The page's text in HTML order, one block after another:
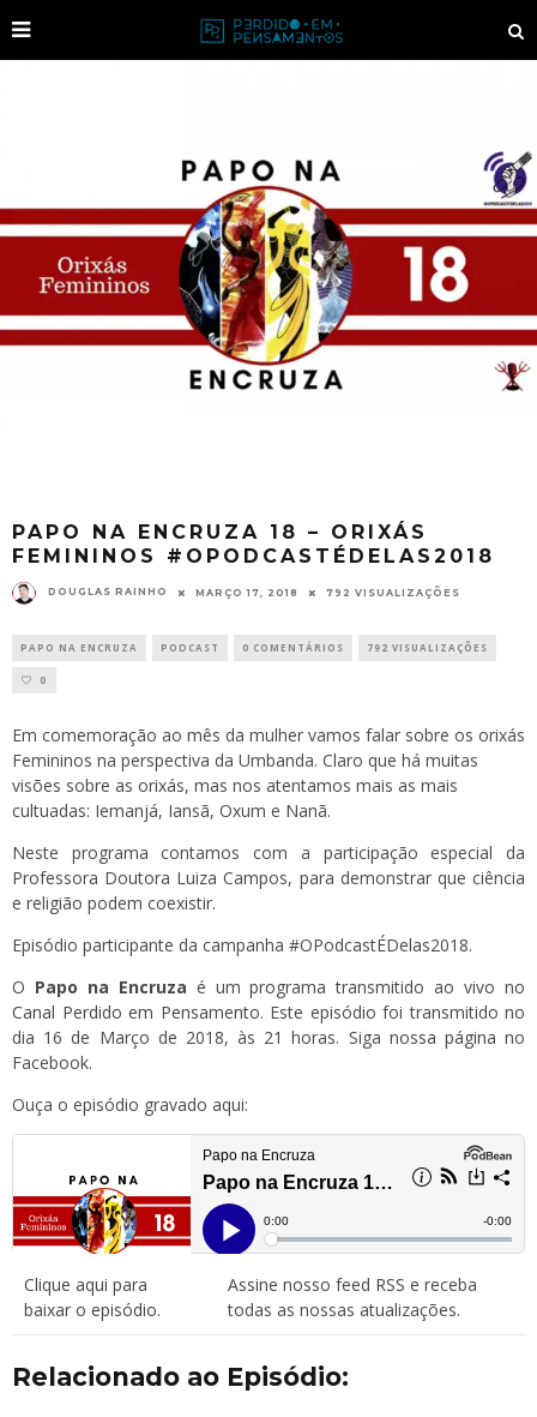
PAPO NA ENCRUZA 18 – ORIXÁS
FEMININOS #OPODCASTÉDELAS2018
DOUGLAS RAINHO MARÇO 17, 2018 792 VISUALIZAÇÕES
PAPO NA ENCRUZA PODCAST 0 COMENTÁRIOS 792 VISUALIZAÇÕES
0
Em comemoração ao mês da mulher vamos falar sobre os orixás
Femininos na perspectiva da Umbanda. Claro que há muitas
visões sobre as orixás, mas nos atentamos mais as mais
cultuadas: Iemanjá, Iansã, Oxum e Nanã.
Neste programa contamos com a participação especial da
Professora Doutora Luiza Campos, para demonstrar que ciência
e religião podem coexistir.
Episódio participante da campanha #OPodcastÉDelas2018.
O Papo na Encruza é um programa transmitido ao vivo no
Canal Perdido em Pensamento. Este episódio foi transmitido no
dia 16 de Março de 2018, às 21 horas. Siga nossa página no
Facebook.
Ouça o episódio gravado aqui:
Clique aqui para
baixar o episódio.
Assine nosso feed RSS e receba
todas as nossas atualizações.
Relacionado ao Episódio: